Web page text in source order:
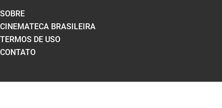
SOBRE
CINEMATECA BRASILEIRA
TERMOS DE USO
CONTATO